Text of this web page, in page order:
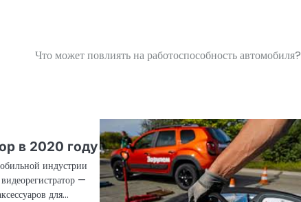
Что может повлиять на работоспособность автомобиля?
в 2020 году
индустрии
—
для…